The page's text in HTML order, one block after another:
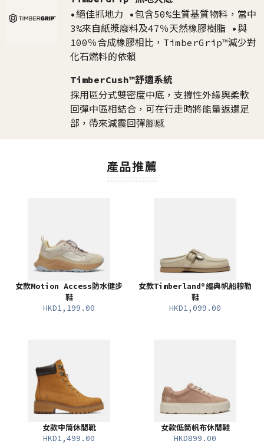
•絕佳抓地力 •包含50%生質基質物料，當中
3%來自紙漿廢料及47％天然橡膠樹脂 •與
100％合成橡膠相比，TimberGrip™減少對
化石燃料的依賴
TimberCush™舒適系統
採用區分式雙密度中底，支撐性外緣與柔軟
回彈中區相結合，可在行走時將能量返還足
部，帶來減震回彈腳感
產品推薦
女款Motion Access防水健步
鞋
HKD1,199.00
女款Timberland®經典帆船穆勒
鞋
HKD1,099.00
女款中筒休閒靴
HKD1,499.00
女款低筒帆布休閒鞋
HKD899.00